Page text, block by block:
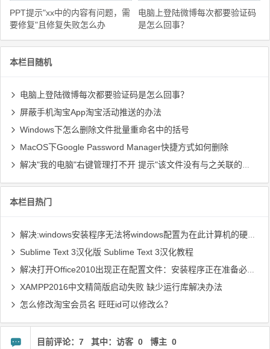
PPT提示"xx中的内容有问题，需
要修复"且修复失败怎么办
电脑上登陆微博每次都要验证码
是怎么回事？
本栏目随机
电脑上登陆微博每次都要验证码是怎么回事？
屏蔽手机淘宝App淘宝活动推送的办法
Windows下怎么删除文件批量重命名中的括号
MacOS下Google Password Manager快捷方式如何删除
解决"我的电脑"右键管理打不开 提示"该文件没有与之关联的程序来执行操作..."
本栏目热门
解决:windows安装程序无法将windows配置为在此计算机的硬件上运行
Sublime Text 3汉化版 Sublime Text 3汉化教程
解决打开Office2010出现正在配置文件：安装程序正在准备必要文件...
XAMPP2016中文精简版启动失败 缺少运行库解决办法
怎么修改淘宝会员名 旺旺id可以修改么？
目前评论：7 其中：访客 0 博主 0